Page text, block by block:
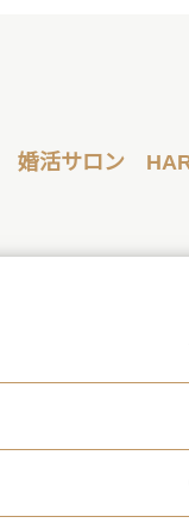
婚活サロン